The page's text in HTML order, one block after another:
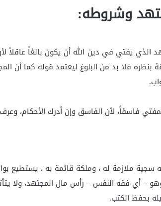
وشروطه:
يفتي في دين الله أن يكون بالغاً عاقلاً
بنظره فلا بد من البلوغ ليعتمد قوله كما أن
فاسقاً، لأن الفاسق وإن أدرك الأحكام،
سجية ملازمة له ، وملكة قائمة به ، يستطيع
– أي فقه النفس – رأس مال المجتهد، ولا
بحفظ الكتب.